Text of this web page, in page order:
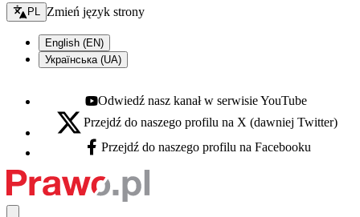
Zmień język - bieżący:
PL Zmień język strony
English (EN)
Українська (UA)
Youtube - otwiera się w nowej karcie
Odwiedź nasz kanał w serwisie YouTube
X - otwiera się w nowej karcie
Przejdź do naszego profilu na X (dawniej Twitter)
Facebook - otwiera się w nowej karcie
Przejdź do naszego profilu na Facebooku